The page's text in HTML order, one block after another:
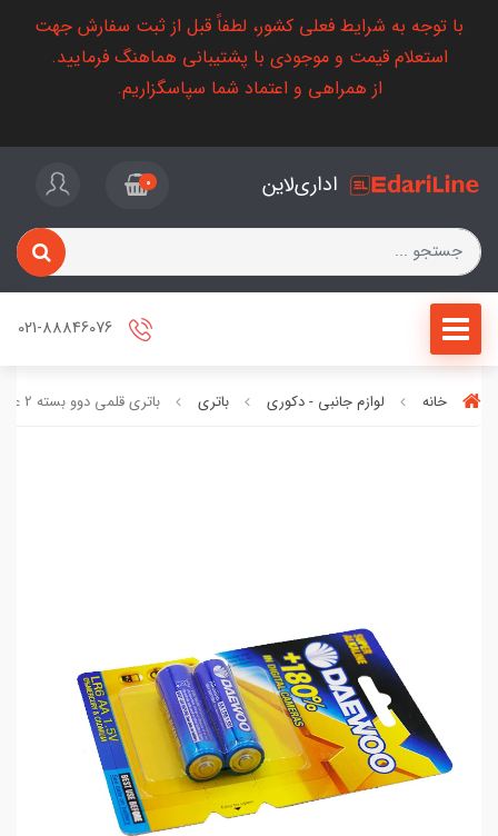
با توجه به شرایط فعلی کشور، لطفاً قبل از ثبت سفارش جهت
استعلام قیمت و موجودی با پشتیبانی هماهنگ فرمایید.
از همراهی و اعتماد شما سپاسگزاریم.
اداری‌لاین 0
خانه لوازم جانبی - دکوری باتری باتری قلمی دوو بسته 2 عددی